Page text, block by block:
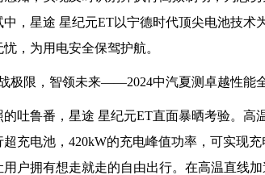
，星途 星纪元ET以宁德时代顶尖电池技
，为用电安全保驾护航。
吐鲁番，星途 星纪元ET直面暴晒考验。
充电池，420kW的充电峰值功率，可实现
户拥有想走就走的自由出行。在高温直线